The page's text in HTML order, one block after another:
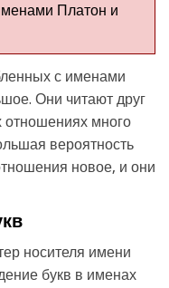
Платон и
с именами
Они читают друг
отношениях много
вероятность
новое, и они
носителя имени
букв в именах